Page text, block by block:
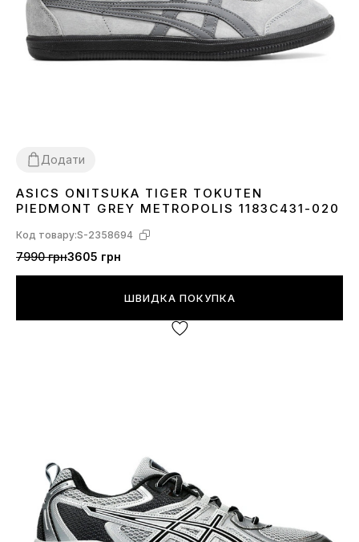
Додати
36 373839404142 4344 45
ASICS ONITSUKA TIGER TOKUTEN
PIEDMONT GREY METROPOLIS 1183C431-020
Код товару:S-2358694
7990 грн3605 грн
ШВИДКА ПОКУПКА